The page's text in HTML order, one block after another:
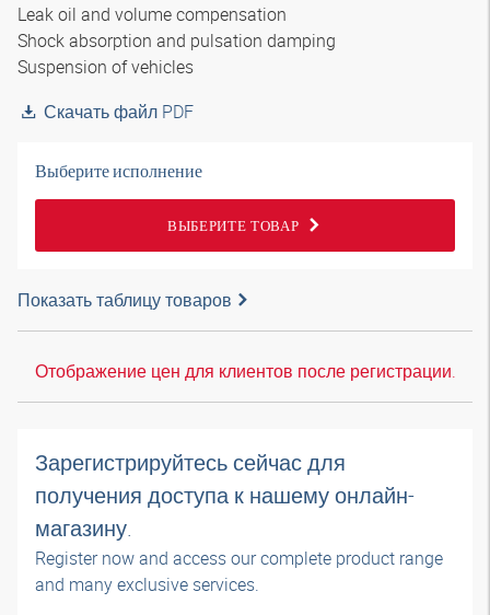
Leak oil and volume compensation
Shock absorption and pulsation damping
Suspension of vehicles
Скачать файл PDF
Выберите исполнение
ВЫБЕРИТЕ ТОВАР
Показать таблицу товаров
Отображение цен для клиентов после регистрации.
Зарегистрируйтесь сейчас для
получения доступа к нашему онлайн-
магазину.
Register now and access our complete product range
and many exclusive services.